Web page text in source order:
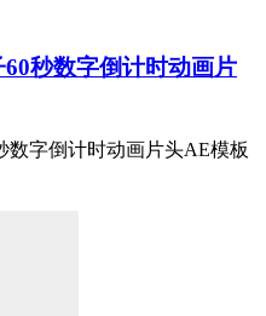
秒数字倒计时动画片
数字倒计时动画片头AE模板